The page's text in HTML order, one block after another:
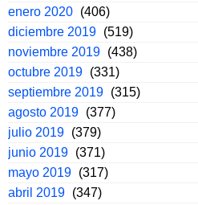
enero 2020 (406)
diciembre 2019 (519)
noviembre 2019 (438)
octubre 2019 (331)
septiembre 2019 (315)
agosto 2019 (377)
julio 2019 (379)
junio 2019 (371)
mayo 2019 (317)
abril 2019 (347)